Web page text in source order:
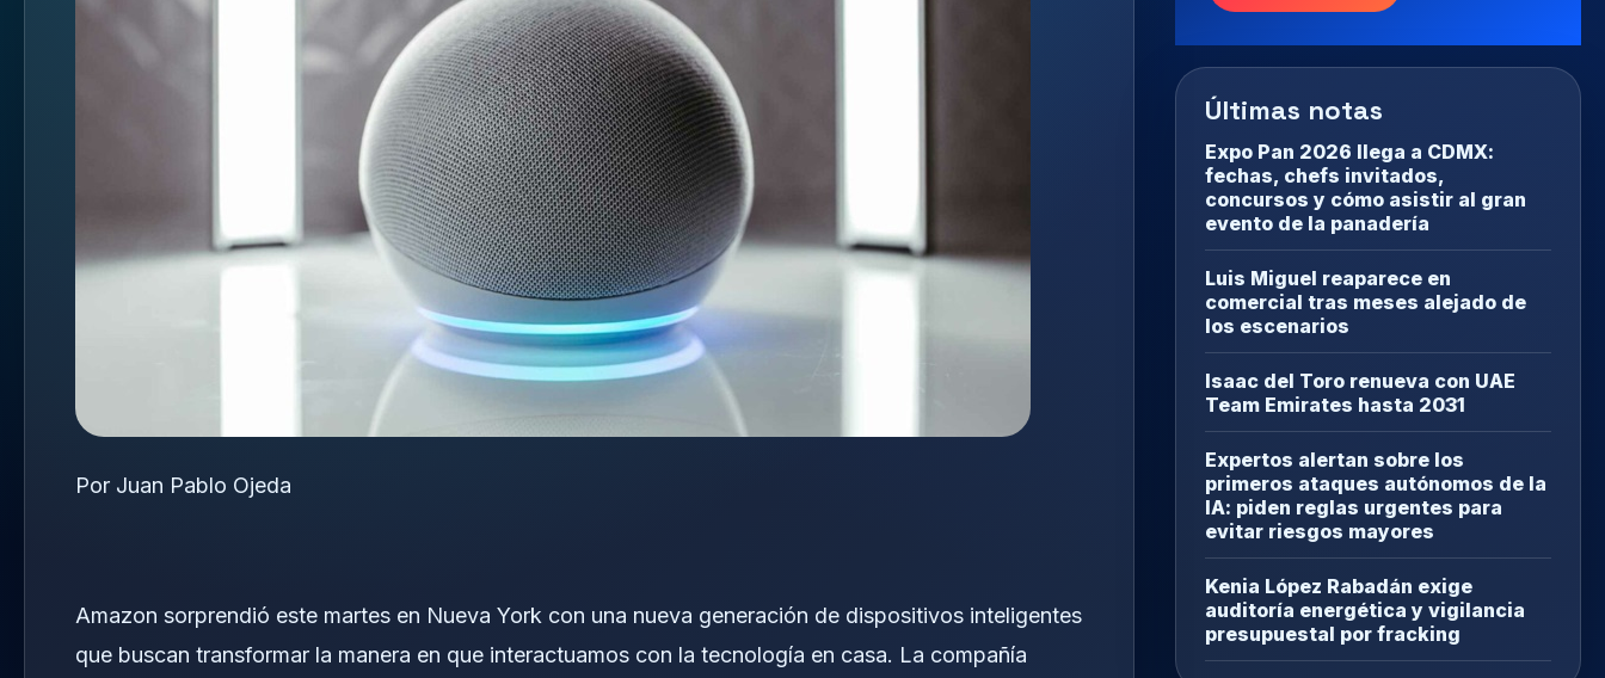
Por Juan Pablo Ojeda
Amazon sorprendió este martes en Nueva York con una nueva generación de dispositivos inteligentes
que buscan transformar la manera en que interactuamos con la tecnología en casa. La compañía
Últimas notas
Expo Pan 2026 llega a CDMX:
fechas, chefs invitados,
concursos y cómo asistir al gran
evento de la panadería
Luis Miguel reaparece en
comercial tras meses alejado de
los escenarios
Isaac del Toro renueva con UAE
Team Emirates hasta 2031
Expertos alertan sobre los
primeros ataques autónomos de la
IA: piden reglas urgentes para
evitar riesgos mayores
Kenia López Rabadán exige
auditoría energética y vigilancia
presupuestal por fracking